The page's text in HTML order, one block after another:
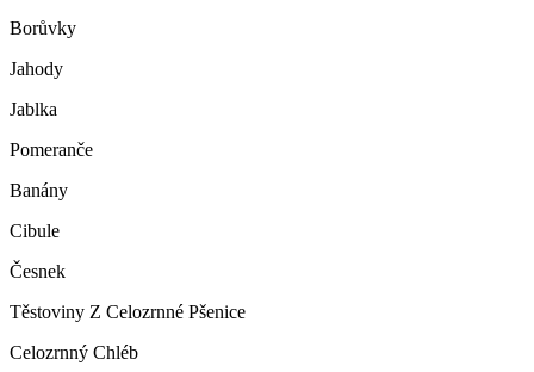
Borůvky
Jahody
Jablka
Pomeranče
Banány
Cibule
Česnek
Těstoviny Z Celozrnné Pšenice
Celozrnný Chléb